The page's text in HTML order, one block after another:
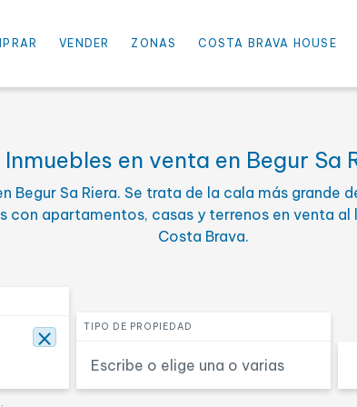
VENDER ZONAS COSTA BRAVA HOUSE
Selecciona una o
De lujo
Hotel
Buscar
Inmuebles en venta en Begur Sa
Begur Sa Riera. Se trata de la cala más grande
con apartamentos, casas y terrenos en venta
Costa Brava.
⨯
Seleccionar tipo de propiedad
TIPO DE PROPIEDAD